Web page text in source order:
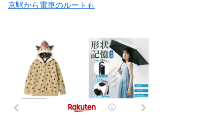
京駅から電車のルートも